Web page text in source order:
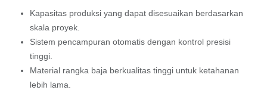
Kapasitas produksi yang dapat disesuaikan berdasarkan
skala proyek.
Sistem pencampuran otomatis dengan kontrol presisi
tinggi.
Material rangka baja berkualitas tinggi untuk ketahanan
lebih lama.